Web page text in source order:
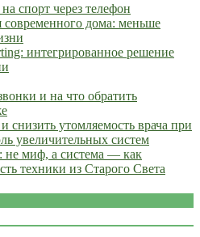
спорт через телефон
современного дома: меньше
интегрированное решение
и на что обратить
снизить утомляемость врача при
увеличительных систем
не миф, а система — как
техники из Старого Света